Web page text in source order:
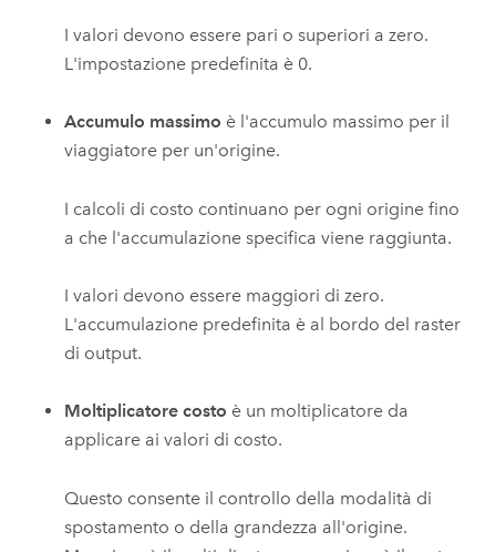
I valori devono essere pari o superiori a zero.
L'impostazione predefinita è 0.
Accumulo massimo è l'accumulo massimo per il
viaggiatore per un'origine.
I calcoli di costo continuano per ogni origine fino
a che l'accumulazione specifica viene raggiunta.
I valori devono essere maggiori di zero.
L'accumulazione predefinita è al bordo del raster
di output.
Moltiplicatore costo è un moltiplicatore da
applicare ai valori di costo.
Questo consente il controllo della modalità di
spostamento o della grandezza all'origine.